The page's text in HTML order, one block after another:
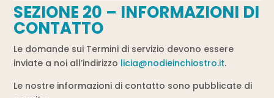
SEZIONE 20 – INFORMAZIONI DI
CONTATTO
Le domande sui Termini di servizio devono essere
inviate a noi all’indirizzo licia@nodieinchiostro.it.
Le nostre informazioni di contatto sono pubblicate di